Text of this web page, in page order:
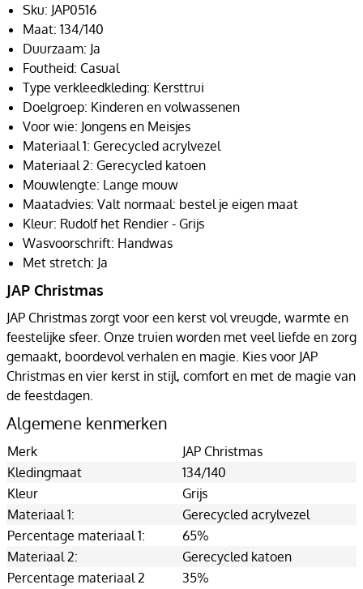
Sku: JAP0516
Maat: 134/140
Duurzaam: Ja
Foutheid: Casual
Type verkleedkleding: Kersttrui
Doelgroep: Kinderen en volwassenen
Voor wie: Jongens en Meisjes
Materiaal 1: Gerecycled acrylvezel
Materiaal 2: Gerecycled katoen
Mouwlengte: Lange mouw
Maatadvies: Valt normaal: bestel je eigen maat
Kleur: Rudolf het Rendier - Grijs
Wasvoorschrift: Handwas
Met stretch: Ja
JAP Christmas
JAP Christmas zorgt voor een kerst vol vreugde, warmte en
feestelijke sfeer. Onze truien worden met veel liefde en zorg
gemaakt, boordevol verhalen en magie. Kies voor JAP
Christmas en vier kerst in stijl, comfort en met de magie van
de feestdagen.
Algemene kenmerken
Merk
JAP Christmas
Kledingmaat
134/140
Kleur
Grijs
Materiaal 1:
Gerecycled acrylvezel
Percentage materiaal 1:
65%
Materiaal 2:
Gerecycled katoen
Percentage materiaal 2
35%